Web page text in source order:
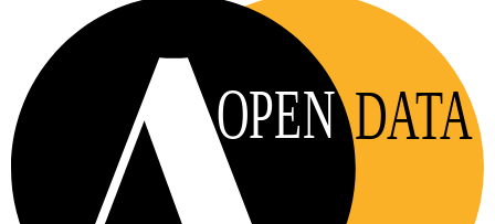
OPEN DATA